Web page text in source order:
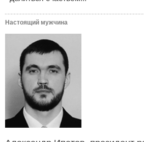
Настоящий мужчина